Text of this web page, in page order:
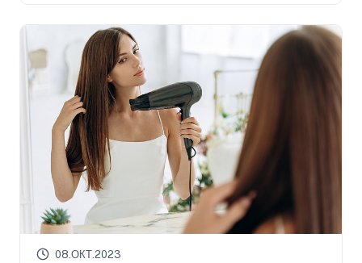
08.ОКТ.2023